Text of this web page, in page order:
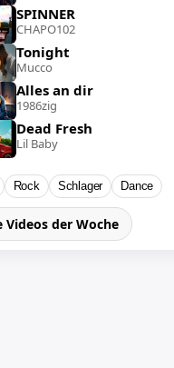
SPINNER
CHAPO102
Tonight
Mucco
Alles an dir
1986zig
Dead Fresh
Lil Baby
Rock Schlager Dance
Videos der Woche